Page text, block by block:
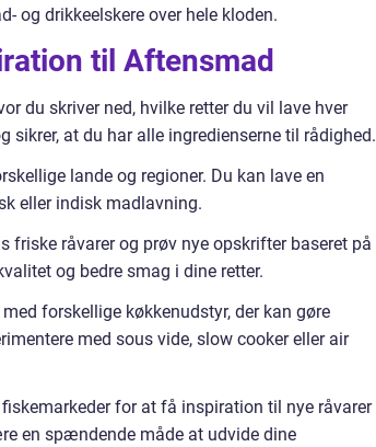
og drikkeelskere over hele kloden.
til Aftensmad
du skriver ned, hvilke retter du vil lave hver
at du har alle ingredienserne til rådighed.
lande og regioner. Du kan lave en
eller indisk madlavning.
råvarer og prøv nye opskrifter baseret på
og bedre smag i dine retter.
forskellige køkkenudstyr, der kan gøre
med sous vide, slow cooker eller air
for at få inspiration til nye råvarer
en spændende måde at udvide dine